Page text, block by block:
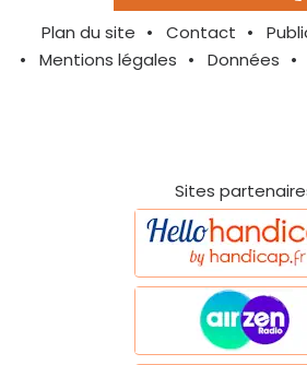
Plan du site Contact
Mentions légales
Données
Sites